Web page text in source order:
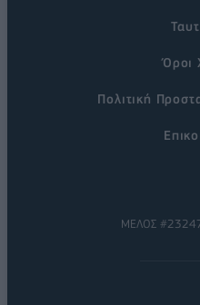
Όροι
Πολιτική
ΜΕΛΟΣ